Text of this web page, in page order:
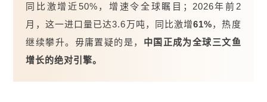
同比激增近50%，增速令全球瞩目；2026年前2
月，这一进口量已达3.6万吨，同比激增61%，热度
继续攀升。毋庸置疑的是， 中国正成为全球三文鱼
增长的绝对引擎。